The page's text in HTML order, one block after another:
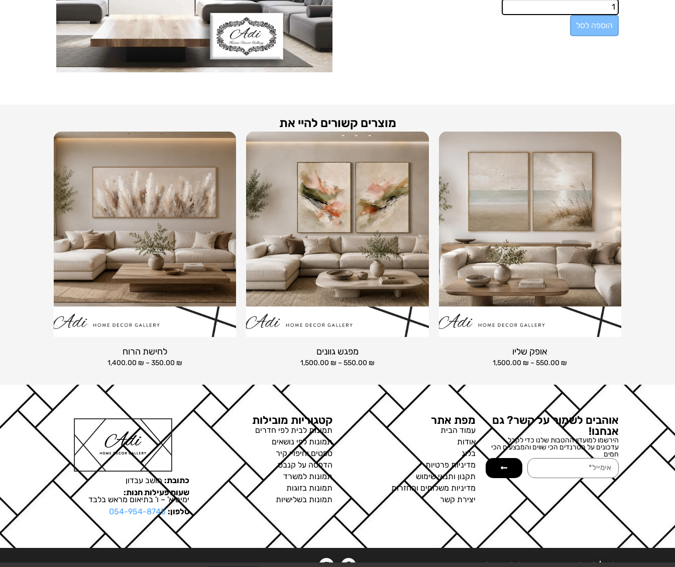
הוספה לסל
מוצרים קשורים להיי את
אופק שליו
550.00 ₪
–
1,500.00 ₪
מפגש גוונים
550.00 ₪
–
1,500.00 ₪
לחישת הרוח
350.00 ₪
–
1,400.00 ₪
אוהבים לשמור על קשר? גם
אנחנו!
הירשמו למועדון ההטבות שלנו כדי לקבל
עדכונים על הטרנדים הכי שווים והמבצעים הכי
חמים
מפת אתר
עמוד הבית
אודות
בלוג
מדיניות פרטיות
תקנון ותנאי שימוש
מדיניות משלוחים והחזרות
יצירת קשר
קטגוריות מובילות
תמונות לבית לפי חדרים
תמונות לפי נושאים
טפטים וחיפויי קיר
הדפסה על קנבס
תמונות למשרד
תמונות בזוגות
תמונות בשלישיות
כתובת: מושב עבדון
שעות פעילות חנות:
ימים א' – ו' בתיאום מראש בלבד
טלפון: 054-954-8745